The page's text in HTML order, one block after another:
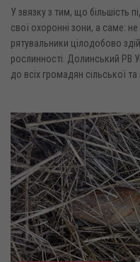
У звязку з тим, що більшість
свої охоронні зони, а саме:
рятувальники цілодобово
рослинності. Долинський РВ
до всіх громадян сільської та